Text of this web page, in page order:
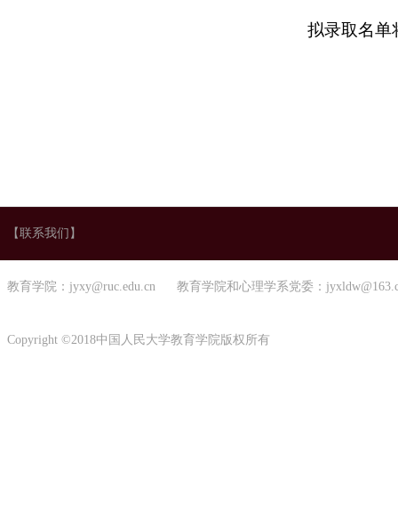
拟录取名单
【联系我们】
教育学院：jyxy@ruc.edu.cn 教育学院和心理学系党委：
Copyright ©2018中国人民大学教育学院版权所有